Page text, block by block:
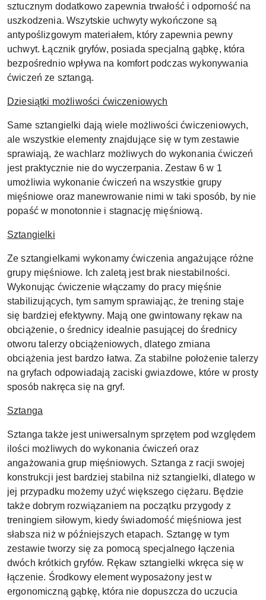
sztucznym dodatkowo zapewnia trwałość i odporność na
uszkodzenia. Wszytskie uchwyty wykończone są
antypoślizgowym materiałem, który zapewnia pewny
uchwyt. Łącznik gryfów, posiada specjalną gąbkę, która
bezpośrednio wpływa na komfort podczas wykonywania
ćwiczeń ze sztangą.
Dziesiątki możliwości ćwiczeniowych
Same sztangielki dają wiele możliwości ćwiczeniowych,
ale wszystkie elementy znajdujące się w tym zestawie
sprawiają, że wachlarz możliwych do wykonania ćwiczeń
jest praktycznie nie do wyczerpania. Zestaw 6 w 1
umożliwia wykonanie ćwiczeń na wszystkie grupy
mięśniowe oraz manewrowanie nimi w taki sposób, by nie
popaść w monotonnie i stagnację mięśniową.
Sztangielki
Ze sztangielkami wykonamy ćwiczenia angażujące różne
grupy mięśniowe. Ich zaletą jest brak niestabilności.
Wykonując ćwiczenie włączamy do pracy mięśnie
stabilizujących, tym samym sprawiając, że trening staje
się bardziej efektywny. Mają one gwintowany rękaw na
obciążenie, o średnicy idealnie pasującej do średnicy
otworu talerzy obciążeniowych, dlatego zmiana
obciążenia jest bardzo łatwa. Za stabilne położenie talerzy
na gryfach odpowiadają zaciski gwiazdowe, które w prosty
sposób nakręca się na gryf.
Sztanga
Sztanga także jest uniwersalnym sprzętem pod względem
ilości możliwych do wykonania ćwiczeń oraz
angażowania grup mięśniowych. Sztanga z racji swojej
konstrukcji jest bardziej stabilna niż sztangielki, dlatego w
jej przypadku możemy użyć większego ciężaru. Będzie
także dobrym rozwiązaniem na początku przygody z
treningiem siłowym, kiedy świadomość mięśniowa jest
słabsza niż w późniejszych etapach. Sztangę w tym
zestawie tworzy się za pomocą specjalnego łączenia
dwóch krótkich gryfów. Rękaw sztangielki wkręca się w
łączenie. Środkowy element wyposażony jest w
ergonomiczną gąbkę, która nie dopuszcza do uczucia